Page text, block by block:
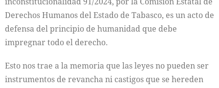
Derechos Humanos del Estado de Tabasco, es un acto de
defensa del principio de humanidad que debe
impregnar todo el derecho.
Esto nos trae a la memoria que las leyes no pueden ser
instrumentos de revancha ni castigos que se hereden